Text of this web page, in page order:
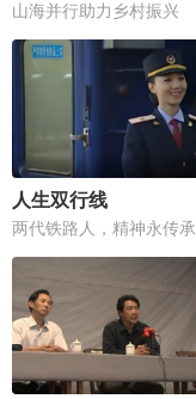
山海并行助力乡村振兴
人生双行线
两代铁路人，精神永传承